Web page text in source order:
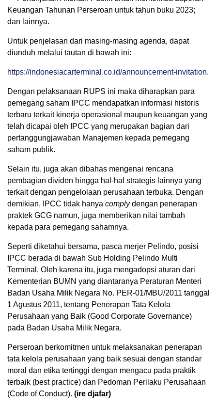
Keuangan Tahunan Perseroan untuk tahun buku 2023;
dan lainnya.
Untuk penjelasan dari masing-masing agenda, dapat
diunduh melalui tautan di bawah ini:
https://indonesiacarterminal.co.id/announcement-invitation.
Dengan pelaksanaan RUPS ini maka diharapkan para
pemegang saham IPCC mendapatkan informasi historis
terbaru terkait kinerja operasional maupun keuangan yang
telah dicapai oleh IPCC yang merupakan bagian dari
pertanggungjawaban Manajemen kepada pemegang
saham publik.
Selain itu, juga akan dibahas mengenai rencana
pembagian dividen hingga hal-hal strategis lainnya yang
terkait dengan pengelolaan perusahaan terbuka. Dengan
demikian, IPCC tidak hanya complydengan penerapan
praktek GCG namun, juga memberikan nilai tambah
kepada para pemegang sahamnya.
Seperti diketahui bersama, pasca merjer Pelindo, posisi
IPCC berada di bawah Sub Holding Pelindo Multi
Terminal. Oleh karena itu, juga mengadopsi aturan dari
Kementerian BUMN yang diantaranya Peraturan Menteri
Badan Usaha Milik Negara No. PER-01/MBU/2011 tanggal
1 Agustus 2011, tentang Penerapan Tata Kelola
Perusahaan yang Baik (Good Corporate Governance)
pada Badan Usaha Milik Negara.
Perseroan berkomitmen untuk melaksanakan penerapan
tata kelola perusahaan yang baik sesuai dengan standar
moral dan etika tertinggi dengan mengacu pada praktik
terbaik (best practice) dan Pedoman Perilaku Perusahaan
(Code of Conduct). (ire djafar)